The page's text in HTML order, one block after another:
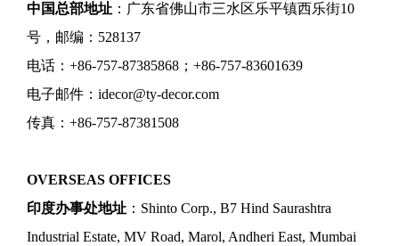
中国总部地址 ：广东省佛山市三水区乐平镇西乐街10
号，邮编：528137
电话：+86-757-87385868；+86-757-83601639
电子邮件：idecor@ty-decor.com
传真：+86-757-87381508
OVERSEAS OFFICES
印度办事处地址 ：Shinto Corp., B7 Hind Saurashtra
Industrial Estate, MV Road, Marol, Andheri East, Mumbai